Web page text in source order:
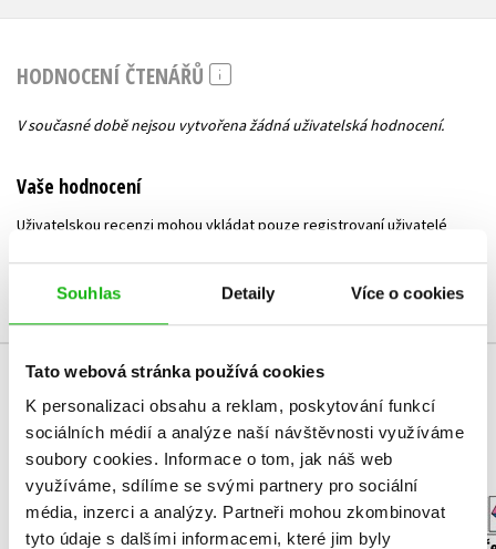
Souhlas Detaily Více o cookies
Tato webová stránka používá cookies
K personalizaci obsahu a reklam, poskytování funkcí
sociálních médií a analýze naší návštěvnosti využíváme
soubory cookies. Informace o tom, jak náš web
využíváme, sdílíme se svými partnery pro sociální
média, inzerci a analýzy. Partneři mohou zkombinovat
tyto údaje s dalšími informacemi, které jim byly
HODNOCENÍ ČTENÁŘŮ
V současné době nejsou vytvořena žádná uživatelská hodnocení.
Vaše hodnocení
Uživatelskou recenzi mohou vkládat pouze registrovaní uživatelé
MOHLO BY VÁS TAKÉ ZAJÍMAT
Vystřihovánky -
Pražské památky